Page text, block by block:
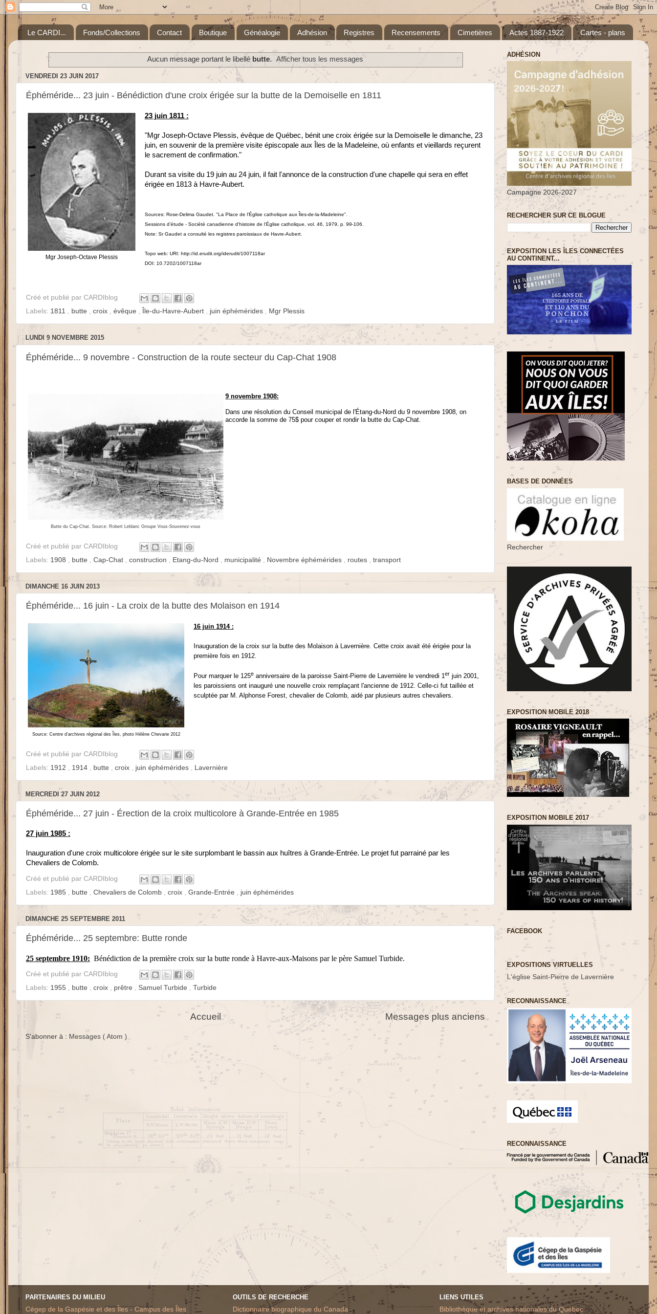
Le CARDI... Fonds/Collections Contact Boutique Généalogie Adhésion Registres Recensements Cimetières Actes 1887-1922 Cartes - plans
Aucun message portant le libellé butte. Afficher tous les messages
VENDREDI 23 JUIN 2017
Éphéméride... 23 juin - Bénédiction d'une croix érigée sur la butte de la Demoiselle en 1811
Mgr Joseph-Octave Plessis
23 juin 1811 :
"Mgr Joseph-Octave Plessis, évêque de Québec, bénit une croix érigée sur la Demoiselle le dimanche, 23
juin, en souvenir de la première visite épiscopale aux Îles de la Madeleine, où enfants et vieillards reçurent
le sacrement de confirmation."
Durant sa visite du 19 juin au 24 juin, il fait l'annonce de la construction d'une chapelle qui sera en effet
érigée en 1813 à Havre-Aubert.
Sources: Rose-Delima Gaudet. "La Place de l'Église catholique aux Îles-de-la-Madeleine".
Sessions d’étude - Société canadienne d'histoire de l'Église catholique, vol. 46, 1979, p. 99-106.
Note: Sr Gaudet a consulté les registres paroissiaux de Havre-Aubert.
Topo web: URI: http://id.erudit.org/iderudit/1007118ar
DOI: 10.7202/1007118ar
Créé et publié par CARDIblog
Labels: 1811 , butte , croix , évêque , Île-du-Havre-Aubert , juin éphémérides , Mgr Plessis
LUNDI 9 NOVEMBRE 2015
Éphéméride... 9 novembre - Construction de la route secteur du Cap-Chat 1908
Butte du Cap-Chat . Source: Robert Leblanc Groupe Vous-Souvenez-vous
9 novembre 1908:
Dans une résolution du Conseil municipal de l'Étang-du-Nord du 9 novembre 1908, on
accorde la somme de 75$ pour couper et rondir la butte du Cap-Chat.
Créé et publié par CARDIblog
Labels: 1908 butte Cap-Chat construction Etang-du-Nord municipalité Novembre éphémérides routes transport
DIMANCHE 16 JUIN 2013
Éphéméride... 16 juin - La croix de la butte des Molaison en 1914
Source: Centre d'archives régional des Îles, photo Hélène Chevarie 2012
16 juin 1914 :
Inauguration de la croix sur la butte des Molaison à Lavernière. Cette croix avait été érigée pour la
première fois en 1912.
Pour marquer le 125eanniversaire de la paroisse Saint-Pierre de Lavernière le vendredi 1 er juin 2001,
les paroissiens ont inauguré une nouvelle croix remplaçant l'ancienne de 1912. Celle-ci fut taillée et
sculptée par M. Alphonse Forest, chevalier de Colomb, aidé par plusieurs autres chevaliers.
Créé et publié par CARDIblog
Labels: 1912 1914 butte croix juin éphémérides Lavernière
MERCREDI 27 JUIN 2012
Éphéméride... 27 juin - Érection de la croix multicolore à Grande-Entrée en 1985
27 juin 1985 :
Inauguration d'une croix multicolore érigée sur le site surplombant le bassin aux huîtres à Grande-Entrée. Le projet fut parrainé par les
Chevaliers de Colomb.
Créé et publié par CARDIblog
Labels: 1985 butte Chevaliers de Colomb croix Grande-Entrée juin éphémérides
DIMANCHE 25 SEPTEMBRE 2011
Éphéméride... 25 septembre: Butte ronde
25 septembre 1910: Bénédiction de la première croix sur la butte ronde à Havre-aux-Maisons par le père Samuel Turbide.
Créé et publié par CARDIblog
Labels: 1955 , butte , croix , prêtre , Samuel Turbide , Turbide
Messages plus anciens
Accueil
S'abonner à : Messages ( Atom )
ADHÉSION
Campagne 2026-2027
RECHERCHER SUR CE BLOGUE
EXPOSITION LES ÎLES CONNECTÉES
AU CONTINENT...
BASES DE DONNÉES
Rechercher
EXPOSITION MOBILE 2018
EXPOSITION MOBILE 2017
FACEBOOK
EXPOSITIONS VIRTUELLES
L'église Saint-Pierre de Lavernière
RECONNAISSANCE
RECONNAISSANCE
PARTENAIRES DU MILIEU
Cégep de la Gaspésie et des Îles - Campus des Îles
OUTILS DE RECHERCHE
Dictionnaire biographique du Canada
LIENS UTILES
Bibliothèque et archives nationales du Québec